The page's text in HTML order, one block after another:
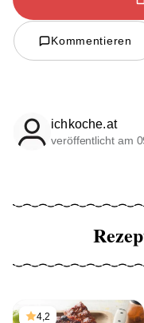
Kommentieren
ichkoche.at
veröffentlicht am
4,2